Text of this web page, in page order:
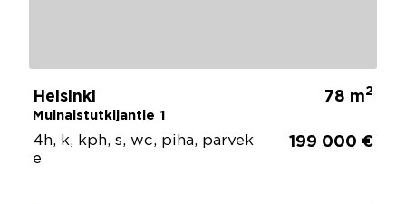
Helsinki
Muinaistutkijantie 1
78 m2
4h, k, kph, s, wc, piha, parvek
e
199 000 €